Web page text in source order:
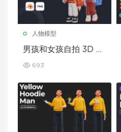
人物模型
男孩和女孩自拍 3D 角
693